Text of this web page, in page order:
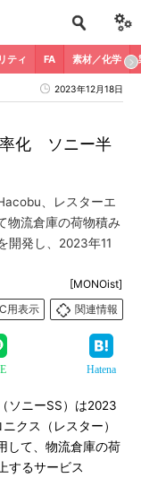
ティ FA 素材／化学
2023年12月18日
率化 ソニー半
、レスターエ
物流倉庫の荷物積み
開発し、2023年11
[MONOist]
用表示
関連情報
Hatena
ソニーSS）は2023
クス（レスター）
して、物流倉庫の荷
するサービス